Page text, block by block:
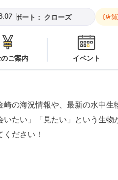
ーズ 黄金崎ビーチ： 潜水注意
[店
ご案内 イベント
崎の海況情報や、最新の水中
いたい」「見たい」という生
ください！